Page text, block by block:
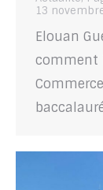
13
Elouan
comment